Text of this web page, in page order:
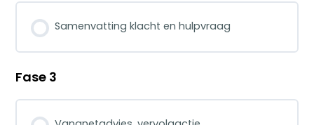
Samenvatting klacht en hulpvraag
Fase 3